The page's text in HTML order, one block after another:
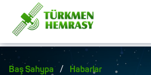
Baş Sahypa / Habarlar